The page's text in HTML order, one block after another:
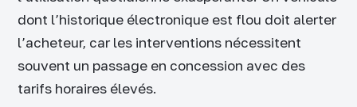
dont l’historique électronique est flou doit alerter
l’acheteur, car les interventions nécessitent
souvent un passage en concession avec des
tarifs horaires élevés.